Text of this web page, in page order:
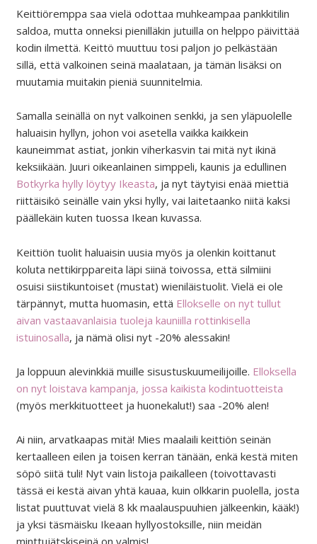
Keittiöremppa saa vielä odottaa muhkeampaa pankkitilin
saldoa, mutta onneksi pienilläkin jutuilla on helppo päivittää
kodin ilmettä. Keittö muuttuu tosi paljon jo pelkästään
sillä, että valkoinen seinä maalataan, ja tämän lisäksi on
muutamia muitakin pieniä suunnitelmia.
Samalla seinällä on nyt valkoinen senkki, ja sen yläpuolelle
haluaisin hyllyn, johon voi asetella vaikka kaikkein
kauneimmat astiat, jonkin viherkasvin tai mitä nyt ikinä
keksiikään. Juuri oikeanlainen simppeli, kaunis ja edullinen
Botkyrka hylly löytyy Ikeasta, ja nyt täytyisi enää miettiä
riittäisikö seinälle vain yksi hylly, vai laitetaanko niitä kaksi
päällekäin kuten tuossa Ikean kuvassa.
Keittiön tuolit haluaisin uusia myös ja olenkin koittanut
koluta nettikirppareita läpi siinä toivossa, että silmiini
osuisi siistikuntoiset (mustat) wieniläistuolit. Vielä ei ole
tärpännyt, mutta huomasin, että Ellokselle on nyt tullut
aivan vastaavanlaisia tuoleja kauniilla rottinkisella
istuinosalla, ja nämä olisi nyt -20% alessakin!
Ja loppuun alevinkkiä muille sisustuskuumeilijoille. Elloksella
on nyt loistava kampanja, jossa kaikista kodintuotteista
(myös merkkituotteet ja huonekalut!) saa -20% alen!
Ai niin, arvatkaapas mitä! Mies maalaili keittiön seinän
kertaalleen eilen ja toisen kerran tänään, enkä kestä miten
söpö siitä tuli! Nyt vain listoja paikalleen (toivottavasti
tässä ei kestä aivan yhtä kauaa, kuin olkkarin puolella, josta
listat puuttuvat vielä 8 kk maalauspuuhien jälkeenkin, kääk!)
ja yksi täsmäisku Ikeaan hyllyostoksille, niin meidän